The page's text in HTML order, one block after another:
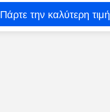
Πάρτε την καλύτερη τιμή